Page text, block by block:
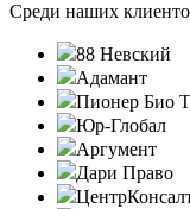
Среди наших
88 Невский
Адамант
Пионер Био
Юр-Глобал
Аргумент
Дари Право